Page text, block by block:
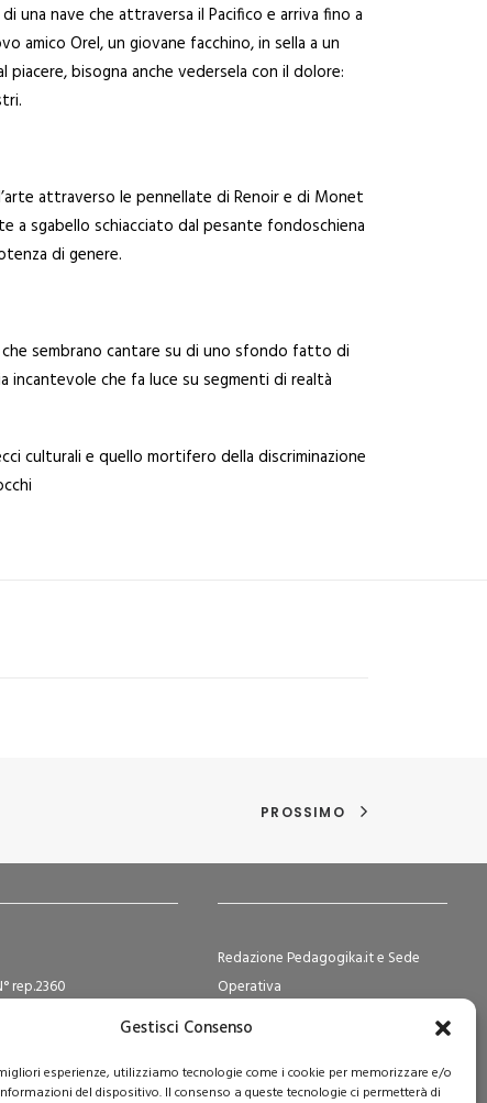
Gestisci Consenso
esperienze, utilizziamo tecnologie come i cookie per memorizzare e/o
del dispositivo. Il consenso a queste tecnologie ci permetterà di
una nave che attraversa il Pacifico e arriva fino a
amico Orel, un giovane facchino, in sella a un
bisogna anche vedersela con il dolore:
attraverso le pennellate di Renoir e di Monet
sgabello schiacciato dal pesante fondoschiena
di genere.
sembrano cantare su di uno sfondo fatto di
che fa luce su segmenti di realtà
culturali e quello mortifero della discriminazione
PROSSIMO
rep.2360
Cooperative N°
i.v. € 365.108,00
Redazione Pedagogika.it e Sede
Operativa
Via San Domenico Savio, 6 – 20017
Reg. Tribunale: n. 187 del 29/03/97 |